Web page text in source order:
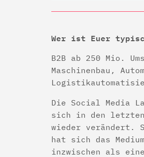
Wer ist Euer
B2B ab 250 Mio.
Maschinenbau,
Die Social Media
sich in den letzten
wieder verändert.
hat sich das
inzwischen als